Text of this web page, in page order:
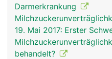
Darmerkrankung
19. Mai 2017: Erster
behandelt?